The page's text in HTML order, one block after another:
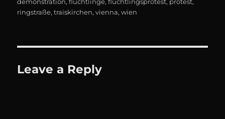
ringstraße,traiskirchen,vienna,wien
Leave a Reply